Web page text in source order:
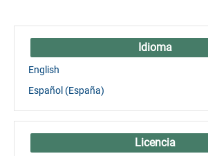
Idioma
English
Español (España)
Licencia